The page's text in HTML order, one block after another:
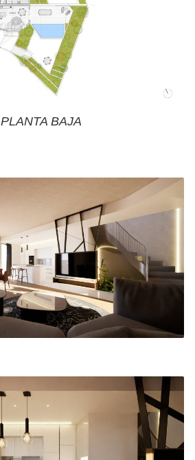
PLANTA BAJA